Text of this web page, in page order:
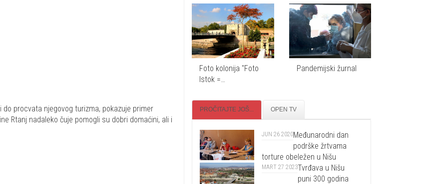
procvata njegovog turizma, pokazuje primer
Rtanj nadaleko čuje pomogli su dobri domaćini, ali i
Foto kolonija "Foto
Istok =…
Pandemijski žurnal
PROČITAJTE JOŠ... OPEN TV
JUN 26 2020Međunarodni dan
podrške žrtvama
torture obeležen u Nišu
MART 27 2023Tvrđava u Nišu
puni 300 godina